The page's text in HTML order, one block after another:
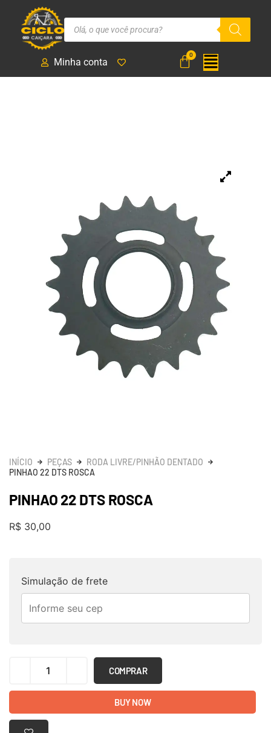
Minha conta
INÍCIO PEÇAS
RODA LIVRE/PINHÃO DENTADO
PINHAO 22 DTS ROSCA
PINHAO 22 DTS ROSCA
R$ 30,00
Simulação de frete
COMPRAR
BUY NOW